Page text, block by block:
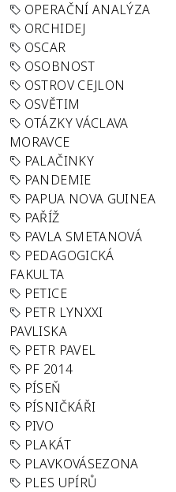
OPERAČNÍ ANALÝZA
ORCHIDEJ
OSCAR
OSOBNOST
OSTROV CEJLON
OSVĚTIM
OTÁZKY VÁCLAVA
MORAVCE
PALAČINKY
PANDEMIE
PAPUA NOVA GUINEA
PAŘÍŽ
PAVLA SMETANOVÁ
PEDAGOGICKÁ
FAKULTA
PETICE
PETR LYNXXI
PAVLISKA
PETR PAVEL
PF 2014
PÍSEŇ
PÍSNIČKÁŘI
PIVO
PLAKÁT
PLAVKOVÁSEZONA
PLES UPÍRŮ